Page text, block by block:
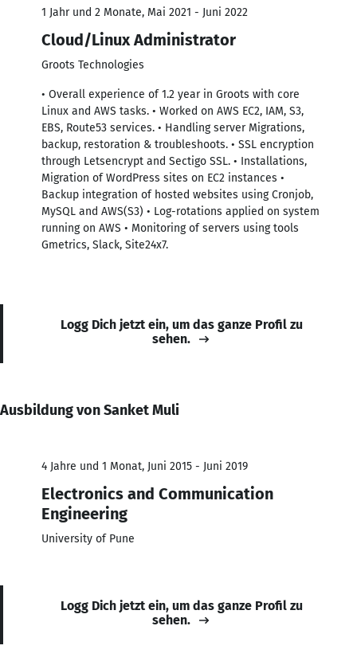
1 Jahr und 2 Monate, Mai 2021 - Juni 2022
Cloud/Linux Administrator
Groots Technologies
• Overall experience of 1.2 year in Groots with core
Linux and AWS tasks. • Worked on AWS EC2, IAM, S3,
EBS, Route53 services. • Handling server Migrations,
backup, restoration & troubleshoots. • SSL encryption
through Letsencrypt and Sectigo SSL. • Installations,
Migration of WordPress sites on EC2 instances •
Backup integration of hosted websites using Cronjob,
MySQL and AWS(S3) • Log-rotations applied on system
running on AWS • Monitoring of servers using tools
Gmetrics, Slack, Site24x7.
Logg Dich jetzt ein, um das ganze Profil zu
sehen.
Ausbildung von Sanket Muli
4 Jahre und 1 Monat, Juni 2015 - Juni 2019
Electronics and Communication
Engineering
University of Pune
Logg Dich jetzt ein, um das ganze Profil zu
sehen.